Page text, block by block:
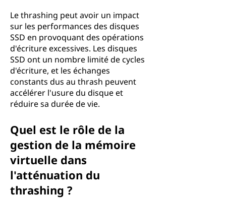
Le thrashing peut avoir un impact
sur les performances des disques
SSD en provoquant des opérations
d'écriture excessives. Les disques
SSD ont un nombre limité de cycles
d'écriture, et les échanges
constants dus au thrash peuvent
accélérer l'usure du disque et
réduire sa durée de vie.
Quel est le rôle de la
gestion de la mémoire
virtuelle dans
l'atténuation du
thrashing ?